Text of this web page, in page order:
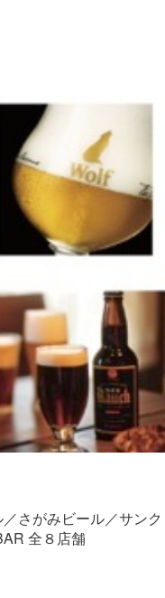
さがみビール／サンク
全８店舗